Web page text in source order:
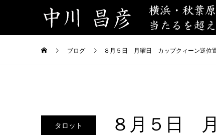
ブログ ８月５日 月曜日 カップクィーン逆位
タロット
８月５日